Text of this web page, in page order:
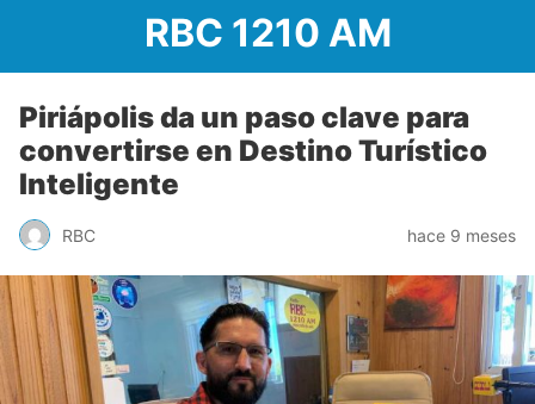
RBC 1210 AM
Piriápolis da un paso clave para
convertirse en Destino Turístico
Inteligente
RBC hace 9 meses